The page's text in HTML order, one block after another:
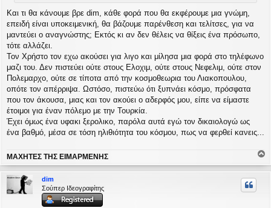
Και τι θα κάνουμε βρε dim, κάθε φορά που θα εκφέρουμε μια γνώμη,
επειδή είναι υποκειμενική, θα βάζουμε παρένθεση και τελίτσες, για να
μαντεύει ο αναγνώστης; Εκτός κι αν δεν θέλεις να θίξεις ένα πρόσωπο,
τότε αλλάζει.
Τον Χρήστο τον εχω ακούσει για λιγο και μίλησα μια φορά στο τηλέφωνο
μαζι του. Δεν πιστεύει ούτε στους Ελοχιμ, ούτε στους Νεφελιμ, ούτε στον
Πολεμαρχο, ούτε σε τίποτα από την κοσμοθεωρια του Λιακοπουλου,
οπότε τον απέρριψα. Ωστόσο, πιστεύω ότι ξυπνάει κόσμο, πρόσφατα
που τον άκουσα, μιας και τον ακούει ο αδερφός μου, είπε να είμαστε
έτοιμοι για έναν πόλεμο με την Τουρκία.
Έχει όμως ένα υφακι ξερολικο, παρόλα αυτά εγώ τον δικαιολογώ ως
ένα βαθμό, μέσα σε τόση ηλιθιότητα του κόσμου, πως να φερθεί κανεις...
ΜΑΧΗΤΕΣ ΤΗΣ ΕΙΜΑΡΜΕΝΗΣ
ρ
dim
Σούπερ Ιδεογραφίτης